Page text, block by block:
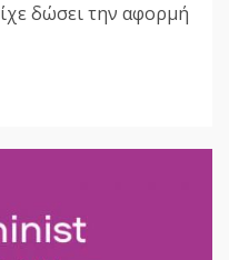
δώσει την αφορμή